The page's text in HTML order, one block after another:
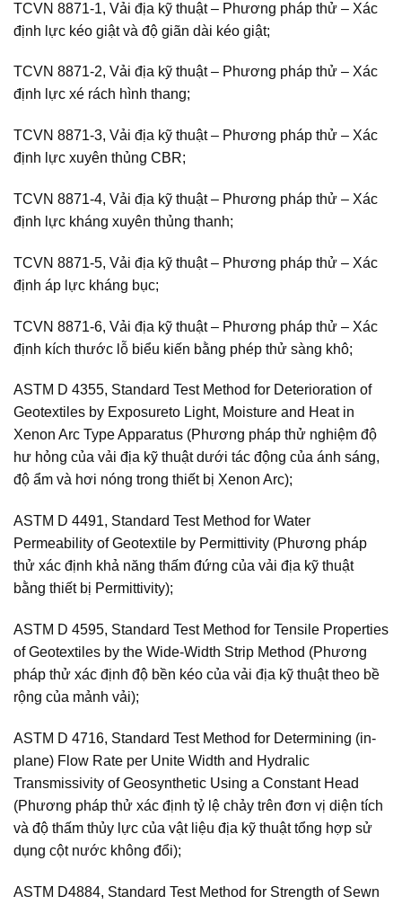
TCVN 8871-1, Vải địa kỹ thuật – Phương pháp thử – Xác
định lực kéo giật và độ giãn dài kéo giật;
TCVN 8871-2, Vải địa kỹ thuật – Phương pháp thử – Xác
định lực xé rách hình thang;
TCVN 8871-3, Vải địa kỹ thuật – Phương pháp thử – Xác
định lực xuyên thủng CBR;
TCVN 8871-4, Vải địa kỹ thuật – Phương pháp thử – Xác
định lực kháng xuyên thủng thanh;
TCVN 8871-5, Vải địa kỹ thuật – Phương pháp thử – Xác
định áp lực kháng bục;
TCVN 8871-6, Vải địa kỹ thuật – Phương pháp thử – Xác
định kích thước lỗ biểu kiến bằng phép thử sàng khô;
ASTM D 4355, Standard Test Method for Deterioration of
Geotextiles by Exposureto Light, Moisture and Heat in
Xenon Arc Type Apparatus (Phương pháp thử nghiệm độ
hư hỏng của vải địa kỹ thuật dưới tác động của ánh sáng,
độ ẩm và hơi nóng trong thiết bị Xenon Arc);
ASTM D 4491, Standard Test Method for Water
Permeability of Geotextile by Permittivity (Phương pháp
thử xác định khả năng thấm đứng của vải địa kỹ thuật
bằng thiết bị Permittivity);
ASTM D 4595, Standard Test Method for Tensile Properties
of Geotextiles by the Wide-Width Strip Method (Phương
pháp thử xác định độ bền kéo của vải địa kỹ thuật theo bề
rộng của mảnh vải);
ASTM D 4716, Standard Test Method for Determining (in-
plane) Flow Rate per Unite Width and Hydralic
Transmissivity of Geosynthetic Using a Constant Head
(Phương pháp thử xác định tỷ lệ chảy trên đơn vị diện tích
và độ thấm thủy lực của vật liệu địa kỹ thuật tổng hợp sử
dụng cột nước không đổi);
ASTM D4884, Standard Test Method for Strength of Sewn